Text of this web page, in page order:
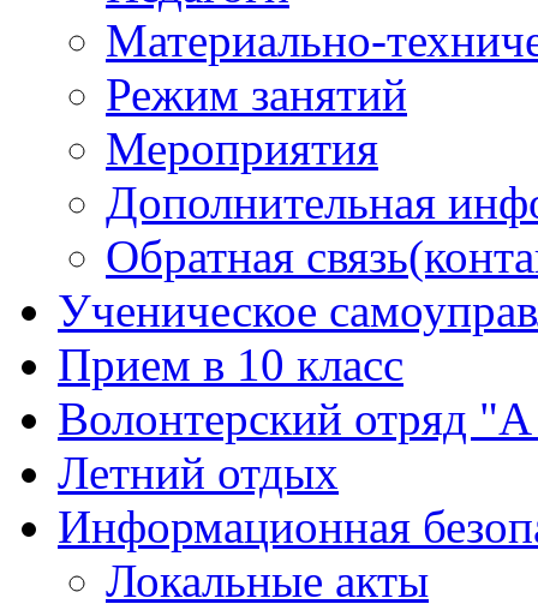
Материально-
Режим занятий
Мероприятия
Дополнительная
Обратная
Ученическое
Прием в 10 класс
Волонтерский отряд
Летний отдых
Информационная
Локальные акты